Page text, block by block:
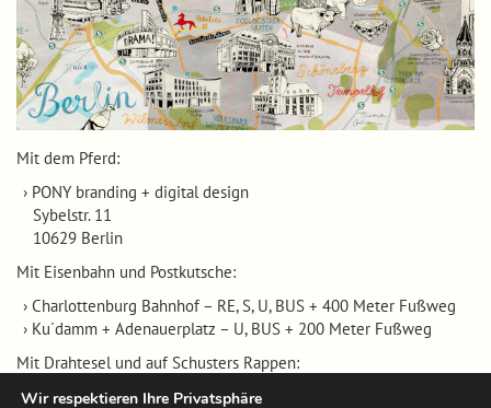
Mit dem Pferd:
PONY branding + digital design
Sybelstr. 11
10629 Berlin
Mit Eisenbahn und Postkutsche:
Charlottenburg Bahnhof – RE, S, U, BUS + 400 Meter Fußweg
Ku´damm + Adenauerplatz – U, BUS + 200 Meter Fußweg
Mit Drahtesel und auf Schusters Rappen:
Sybelstraße / Ecke Wilmersdorferstr. – auf knapp halber Strecke
Wir respektieren Ihre Privatsphäre